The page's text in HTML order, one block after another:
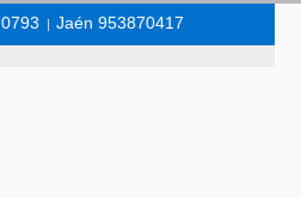
| Jaén 953870417